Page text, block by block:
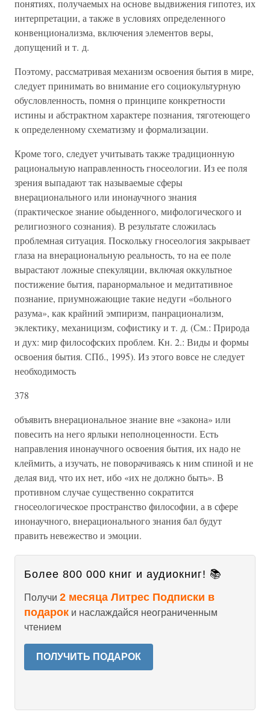
понятиях, получаемых на основе выдвижения гипотез, их
интерпретации, а также в условиях определенного
конвенционализма, включения элементов веры,
допущений и т. д.
Поэтому, рассматривая механизм освоения бытия в мире,
следует принимать во внимание его социокультурную
обусловленность, помня о принципе конкретности
истины и абстрактном характере познания, тяготеющего
к определенному схематизму и формализации.
Кроме того, следует учитывать также традиционную
рациональную направленность гносеологии. Из ее поля
зрения выпадают так называемые сферы
внерационального или инонаучного знания
(практическое знание обыденного, мифологического и
религиозного сознания). В результате сложилась
проблемная ситуация. Поскольку гносеология закрывает
глаза на внерациональную реальность, то на ее поле
вырастают ложные спекуляции, включая оккультное
постижение бытия, паранормальное и медитативное
познание, приумножающие такие недуги «больного
разума», как крайний эмпиризм, панрационализм,
эклектику, механицизм, софистику и т. д. (См.: Природа
и дух: мир философских проблем. Кн. 2.: Виды и формы
освоения бытия. СПб., 1995). Из этого вовсе не следует
необходимость
378
объявить внерациональное знание вне «закона» или
повесить на него ярлыки неполноценности. Есть
направления инонаучного освоения бытия, их надо не
клеймить, а изучать, не поворачиваясь к ним спиной и не
делая вид, что их нет, ибо «их не должно быть». В
противном случае существенно сократится
гносеологическое пространство философии, а в сфере
инонаучного, внерационального знания бал будут
править невежество и эмоции.
Более 800 000 книг и аудиокниг! 📚
Получи 2 месяца Литрес Подписки в
подарок и наслаждайся неограниченным
чтением
ПОЛУЧИТЬ ПОДАРОК